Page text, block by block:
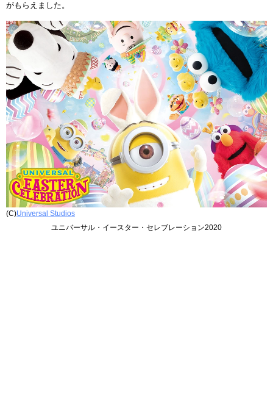
がもらえました。
(C)Universal Studios
ユニバーサル・イースター・セレブレーション2020